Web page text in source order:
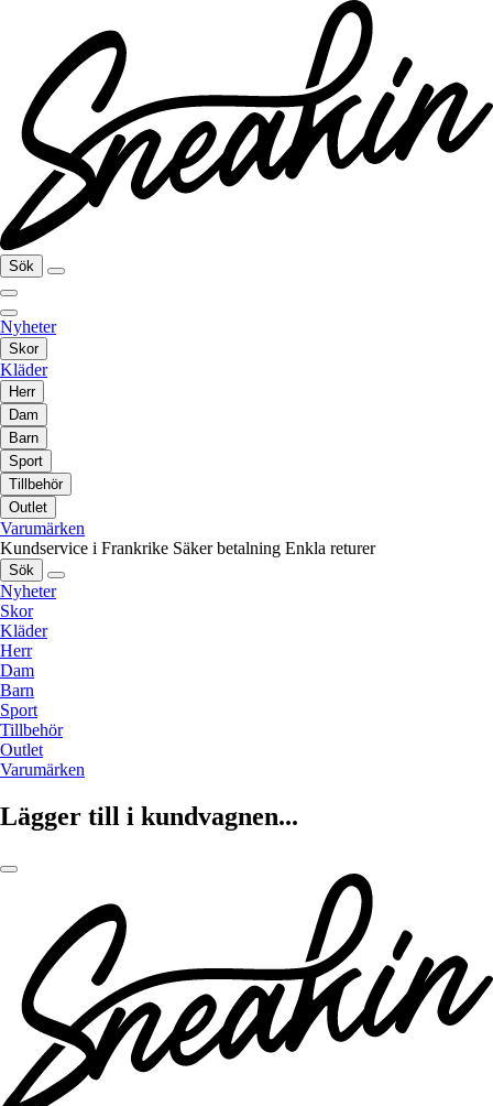
Sök
Nyheter
Skor
Kläder
Herr
Dam
Barn
Sport
Tillbehör
Outlet
Varumärken
Kundservice i Frankrike Säker betalning Enkla returer
Sök
Nyheter
Skor
Kläder
Herr
Dam
Barn
Sport
Tillbehör
Outlet
Varumärken
Lägger till i kundvagnen...